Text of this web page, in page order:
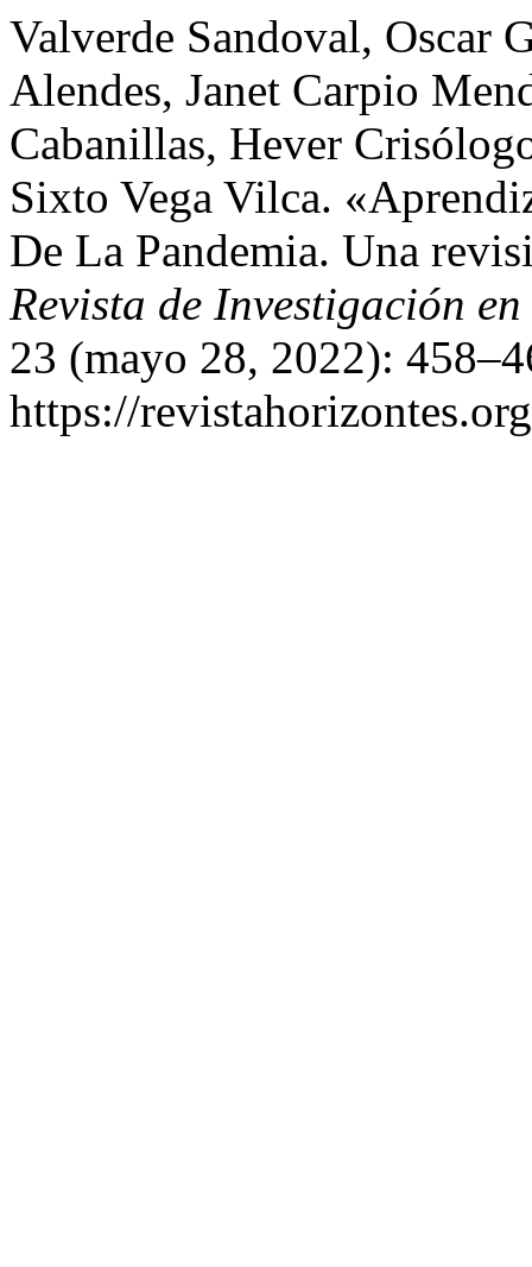
Valverde Sandoval, Oscar
Alendes, Janet Carpio
Cabanillas, Hever
Sixto Vega Vilca.
De La Pandemia. Una
Revista de Investigación
23 (mayo 28, 2022):
https://